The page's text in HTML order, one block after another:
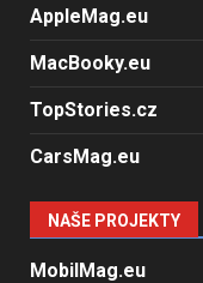
AppleMag.eu
MacBooky.eu
TopStories.cz
CarsMag.eu
NAŠE PROJEKTY
MobilMag.eu